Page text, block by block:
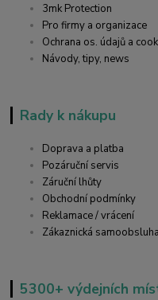
3mk Protection
Pro firmy a organizace
Ochrana os. údajů a
Návody, tipy, news
Rady k nákupu
Doprava a platba
Pozáruční servis
Záruční lhůty
Obchodní podmínky
Reklamace / vrácení
Zákaznická samoobsluha
5300+ výdejních